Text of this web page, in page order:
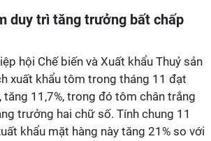
duy trì tăng trưởng bất chấp
hội Chế biến và Xuất khẩu Thuỷ sản
xuất khẩu tôm trong tháng 11 đạt
tăng 11,7%, trong đó tôm chân trắng
trưởng hai chữ số. Tính chung 11
khẩu mặt hàng này tăng 21% so với